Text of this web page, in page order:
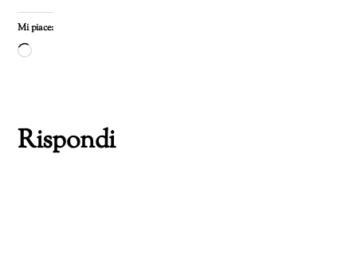
Mi piace:
Caricamento
Rispondi